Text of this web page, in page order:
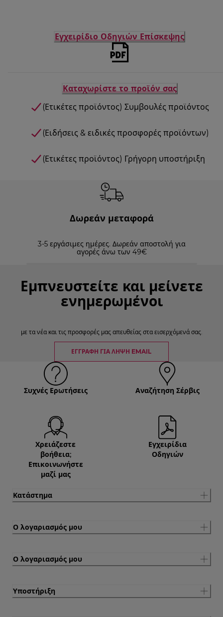
Εγχειρίδιο Οδηγιών Επίσκεψης
Καταχωρίστε το προϊόν σας
(Ετικέτες προϊόντος) Συμβουλές προϊόντος
(Ειδήσεις & ειδικές προσφορές προϊόντων)
(Ετικέτες προϊόντος) Γρήγορη υποστήριξη
Δωρεάν μεταφορά
3-5 εργάσιμες ημέρες. Δωρεάν αποστολή για
αγορές άνω των 49€
Εμπνευστείτε και μείνετε
ενημερωμένοι
με τα νέα και τις προσφορές μας απευθείας στα εισερχόμενά σας.
ΕΓΓΡΑΦΉ ΓΙΑ ΛΉΨΗ EMAIL
Συχνές Ερωτήσεις Αναζήτηση Σέρβις
Χρειάζεστε
βοήθεια;
Επικοινωνήστε
μαζί μας
Εγχειρίδια
Οδηγιών
Κατάστημα
Ο λογαριασμός μου
Ο λογαριασμός μου
Υποστήριξη